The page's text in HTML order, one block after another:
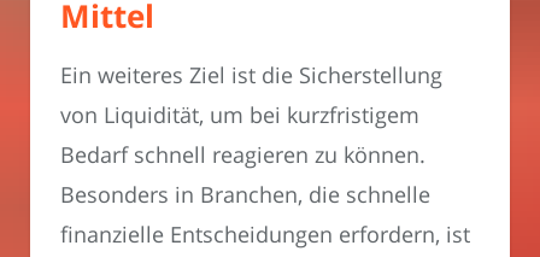
Mittel
Ein weiteres Ziel ist die Sicherstellung
von Liquidität, um bei kurzfristigem
Bedarf schnell reagieren zu können.
Besonders in Branchen, die schnelle
finanzielle Entscheidungen erfordern, ist